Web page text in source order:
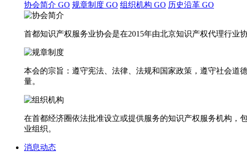
协会简介 GO 规章制度 GO 组织机构 GO 历史沿革 GO
首都知识产权服务业协会是在2015年由北京知识产权代理行
本会的宗旨：遵守宪法、法律、法规和国家政策，遵守社会道
量。
在首都经济圈依法批准设立或提供服务的知识产权服务机构，
业组织。
消息动态